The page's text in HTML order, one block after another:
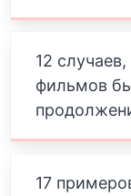
12
фильмов
17